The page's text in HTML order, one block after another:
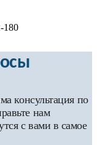
180
консультация по
нам
с вами в самое